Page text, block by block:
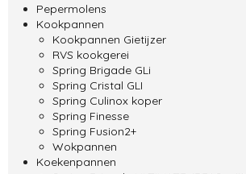
Pepermolens
Kookpannen
Kookpannen Gietijzer
RVS kookgerei
Spring Brigade GLi
Spring Cristal GLI
Spring Culinox koper
Spring Finesse
Spring Fusion2+
Wokpannen
Koekenpannen